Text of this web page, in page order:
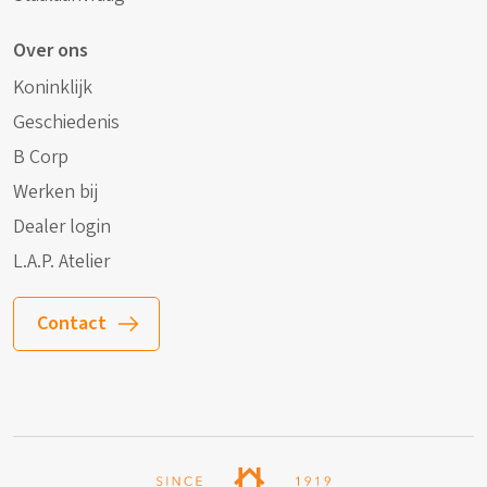
Over ons
Koninklijk
Geschiedenis
B Corp
Werken bij
Dealer login
L.A.P. Atelier
Contact